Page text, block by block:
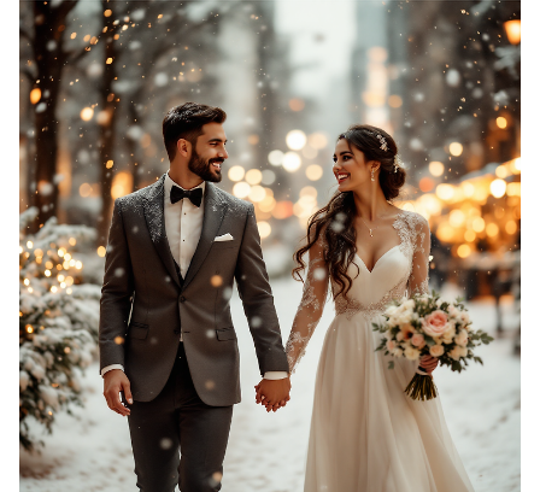
낙관론과 회의론이 엇갈리던 가운데, 엔비디아는 투자자들의 기대를 훌쩍 뛰어
넘는 성과를 거두었습니다. 3분기 매출 570억 1000만 달러는 단순한 숫자가
아닙니다. 이는 AI 시대가 실제로 도래했음을 증명하는 구체적인 증거이자, 엔
비디아가 AI 산업의 중심에서 얼마나 확고한 지위를 차지하고 있는지를 보여주
는 명확한 신호입니다.엔비디아 실적 발표의 놀라운 성과: 시장 기대를 뛰어넘
은 수치엔비디아의 3분기 실적은 여러 면에서 시장의 예상을 초과했습니다. 매
출 기준으로 LS..